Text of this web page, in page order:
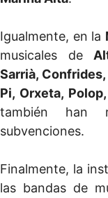
Igualmente, en la
musicales de
Sarrià, Confrides,
Pi, Orxeta,
también han
subvenciones.
Finalmente, la
las bandas de